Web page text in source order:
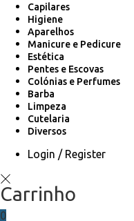
Capilares
Higiene
Aparelhos
Manicure e Pedicure
Estética
Pentes e Escovas
Colónias e Perfumes
Barba
Limpeza
Cutelaria
Diversos
Login / Register
Carrinho
0